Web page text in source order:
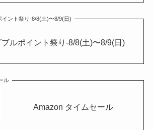
イント祭り-8/8(土)〜8/9(日)
ルポイント祭り-8/8(土)〜8/9(日)
ル
Amazon タイムセール